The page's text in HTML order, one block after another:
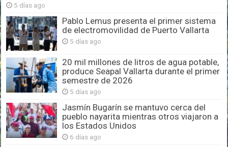
5 días ago
Pablo Lemus presenta el primer sistema
de electromovilidad de Puerto Vallarta
5 días ago
20 mil millones de litros de agua potable,
produce Seapal Vallarta durante el primer
semestre de 2026
5 días ago
Jasmín Bugarín se mantuvo cerca del
pueblo nayarita mientras otros viajaron a
los Estados Unidos
6 días ago